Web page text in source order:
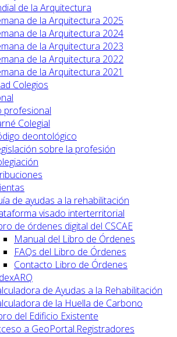
de la Arquitectura
de la Arquitectura 2025
de la Arquitectura 2024
de la Arquitectura 2023
de la Arquitectura 2022
de la Arquitectura 2021
Colegios
profesional
Colegial
deontológico
sobre la profesión
de ayudas a la rehabilitación
visado interterritorial
de órdenes digital del CSCAE
Manual del Libro de Órdenes
FAQs del Libro de Órdenes
Contacto Libro de Órdenes
de Ayudas a la Rehabilitación
de la Huella de Carbono
del Edificio Existente
a GeoPortal.Registradores